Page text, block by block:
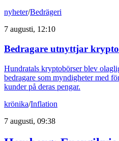
nyheter/Bedrägeri
7 augusti, 12:10
Bedragare utnyttjar
Hundratals kryptobörser blev
bedragare som myndigheter med
kunder på deras pengar.
krönika/Inflation
7 augusti, 09:38